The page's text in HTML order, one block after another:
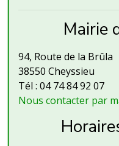
Mairie
94, Route de la Brûla
38550 Cheyssieu
Tél : 04 74 84 92 07
Nous contacter par